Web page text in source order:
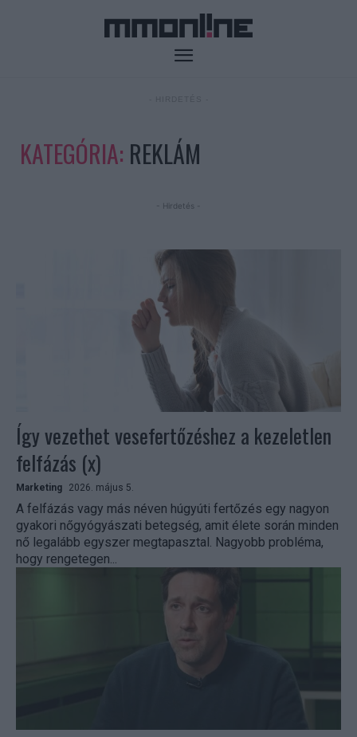
KATEGÓRIA: REKLÁM
- Hirdetés -
Így vezethet vesefertőzéshez a kezeletlen
felfázás (x)
Marketing 2026. május 5.
A felfázás vagy más néven húgyúti fertőzés egy nagyon
gyakori nőgyógyászati betegség, amit élete során minden
nő legalább egyszer megtapasztal. Nagyobb probléma,
hogy rengetegen...